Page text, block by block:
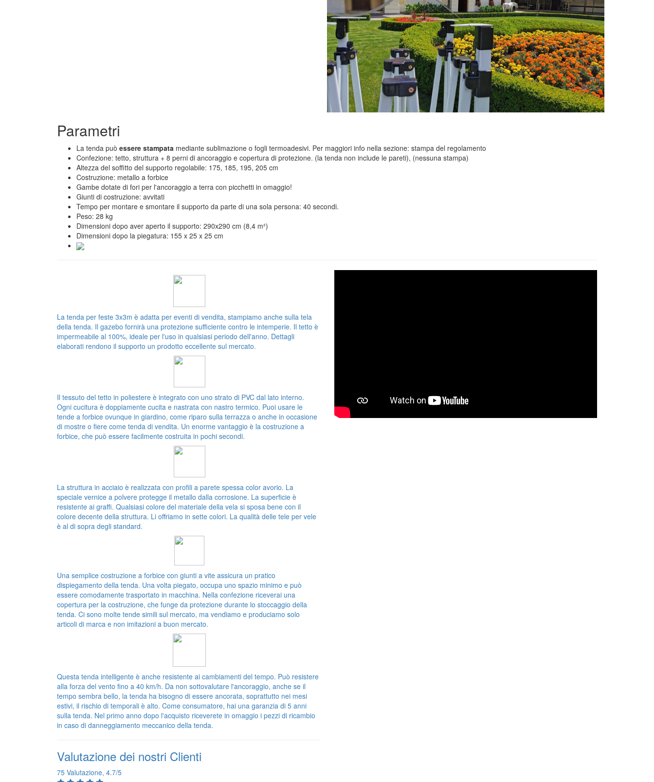
Parametri
La tenda può essere stampata mediante sublimazione o fogli termoadesivi. Per maggiori info nella sezione: stampa del regolamento
Confezione: tetto, struttura + 8 perni di ancoraggio e copertura di protezione. (la tenda non include le pareti), (nessuna stampa)
Altezza del soffitto del supporto regolabile: 175, 185, 195, 205 cm
Costruzione: metallo a forbice
Gambe dotate di fori per l'ancoraggio a terra con picchetti in omaggio!
Giunti di costruzione: avvitati
Tempo per montare e smontare il supporto da parte di una sola persona: 40 secondi.
Peso: 28 kg
Dimensioni dopo aver aperto il supporto: 290x290 cm (8,4 m²)
Dimensioni dopo la piegatura: 155 x 25 x 25 cm
La tenda per feste 3x3m è adatta per eventi di vendita, stampiamo anche sulla tela
della tenda. Il gazebo fornirà una protezione sufficiente contro le intemperie. Il tetto è
impermeabile al 100%, ideale per l'uso in qualsiasi periodo dell'anno. Dettagli
elaborati rendono il supporto un prodotto eccellente sul mercato.
Il tessuto del tetto in poliestere è integrato con uno strato di PVC dal lato interno.
Ogni cucitura è doppiamente cucita e nastrata con nastro termico. Puoi usare le
tende a forbice ovunque in giardino, come riparo sulla terrazza o anche in occasione
di mostre o fiere come tenda di vendita. Un enorme vantaggio è la costruzione a
forbice, che può essere facilmente costruita in pochi secondi.
La struttura in acciaio è realizzata con profili a parete spessa color avorio. La
speciale vernice a polvere protegge il metallo dalla corrosione. La superficie è
resistente ai graffi. Qualsiasi colore del materiale della vela si sposa bene con il
colore decente della struttura. Li offriamo in sette colori. La qualità delle tele per vele
è al di sopra degli standard.
Una semplice costruzione a forbice con giunti a vite assicura un pratico
dispiegamento della tenda. Una volta piegato, occupa uno spazio minimo e può
essere comodamente trasportato in macchina. Nella confezione riceverai una
copertura per la costruzione, che funge da protezione durante lo stoccaggio della
tenda. Ci sono molte tende simili sul mercato, ma vendiamo e produciamo solo
articoli di marca e non imitazioni a buon mercato.
Questa tenda intelligente è anche resistente ai cambiamenti del tempo. Può resistere
alla forza del vento fino a 40 km/h. Da non sottovalutare l'ancoraggio, anche se il
tempo sembra bello, la tenda ha bisogno di essere ancorata, soprattutto nei mesi
estivi, il rischio di temporali è alto. Come consumatore, hai una garanzia di 5 anni
sulla tenda. Nel primo anno dopo l'acquisto riceverete in omaggio i pezzi di ricambio
in caso di danneggiamento meccanico della tenda.
Valutazione dei nostri Clienti
75 Valutazione, 4.7/5